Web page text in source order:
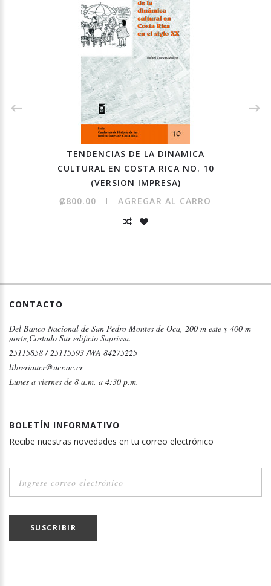
TENDENCIAS DE LA DINAMICA
CULTURAL EN COSTA RICA NO. 10
(VERSION IMPRESA)
₡800.00
AGREGAR AL CARRO
CONTACTO
Del Banco Nacional de San Pedro Montes de Oca, 200 m este y 400 m
norte,Costado Sur edificio Saprissa.
25115858 / 25115593 /WA 84275225
libreriaucr@ucr.ac.cr
Lunes a viernes de 8 a.m. a 4:30 p.m.
BOLETÍN INFORMATIVO
Recibe nuestras novedades en tu correo electrónico
SUSCRIBIR